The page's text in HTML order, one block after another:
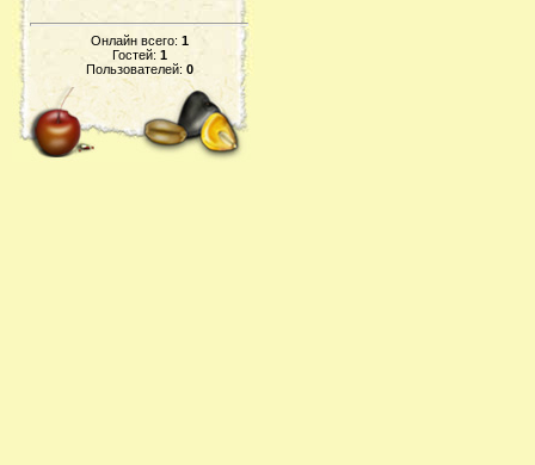
Онлайн всего: 1
Гостей: 1
Пользователей: 0